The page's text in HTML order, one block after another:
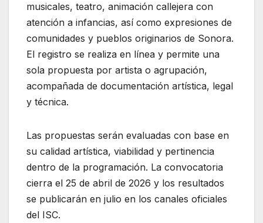
musicales, teatro, animación callejera con
atención a infancias, así como expresiones de
comunidades y pueblos originarios de Sonora.
El registro se realiza en línea y permite una
sola propuesta por artista o agrupación,
acompañada de documentación artística, legal
y técnica.
Las propuestas serán evaluadas con base en
su calidad artística, viabilidad y pertinencia
dentro de la programación. La convocatoria
cierra el 25 de abril de 2026 y los resultados
se publicarán en julio en los canales oficiales
del ISC.